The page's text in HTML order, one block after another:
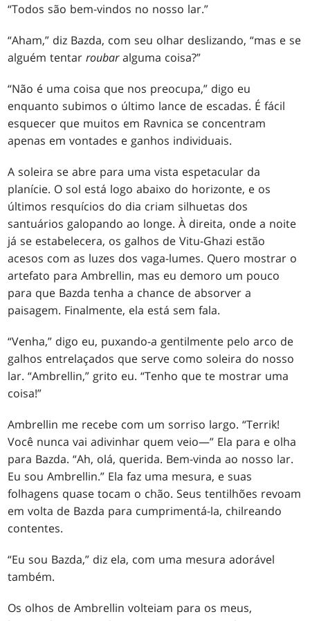
“Todos são bem-vindos no nosso lar.”
“Aham,” diz Bazda, com seu olhar deslizando, “mas e se
alguém tentarroubaralguma coisa?”
“Não é uma coisa que nos preocupa,” digo eu
enquanto subimos o último lance de escadas. É fácil
esquecer que muitos em Ravnica se concentram
apenas em vontades e ganhos individuais.
A soleira se abre para uma vista espetacular da
planície. O sol está logo abaixo do horizonte, e os
últimos resquícios do dia criam silhuetas dos
santuários galopando ao longe. À direita, onde a noite
já se estabelecera, os galhos de Vitu-Ghazi estão
acesos com as luzes dos vaga-lumes. Quero mostrar o
artefato para Ambrellin, mas eu demoro um pouco
para que Bazda tenha a chance de absorver a
paisagem. Finalmente, ela está sem fala.
“Venha,” digo eu, puxando-a gentilmente pelo arco de
galhos entrelaçados que serve como soleira do nosso
lar. “Ambrellin,” grito eu. “Tenho que te mostrar uma
coisa!”
Ambrellin me recebe com um sorriso largo. “Terrik!
Você nunca vai adivinhar quem veio—” Ela para e olha
para Bazda. “Ah, olá, querida. Bem-vinda ao nosso lar.
Eu sou Ambrellin.” Ela faz uma mesura, e suas
folhagens quase tocam o chão. Seus tentilhões revoam
em volta de Bazda para cumprimentá-la, chilreando
contentes.
“Eu sou Bazda,” diz ela, com uma mesura adorável
também.
Os olhos de Ambrellin volteiam para os meus,